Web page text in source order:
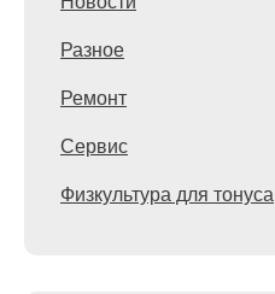
Разное
Ремонт
Сервис
Физкультура для тонуса